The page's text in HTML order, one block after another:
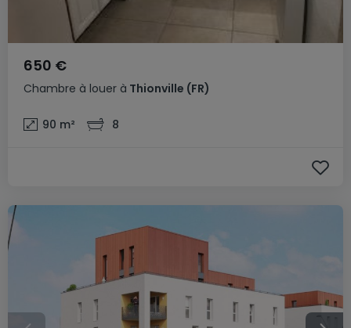
Chambre à louer à Thionville (FR)
650 €
90 m² 8